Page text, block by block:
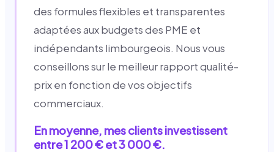
des formules flexibles et transparentes
adaptées aux budgets des PME et
indépendants limbourgeois. Nous vous
conseillons sur le meilleur rapport qualité-
prix en fonction de vos objectifs
commerciaux.
En moyenne, mes clients investissent
entre 1 200 € et 3 000 €.